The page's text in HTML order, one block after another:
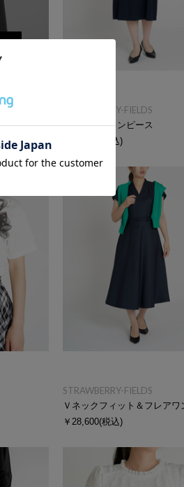
STRAWBERRY-FIELDS
キーネックワンピース
(税込)
STRAWBERRY-FIELDS
￥28,600(税込)